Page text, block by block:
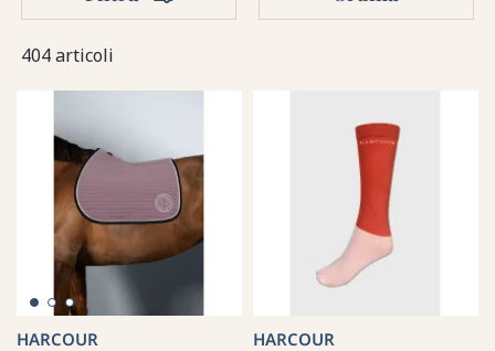
404 articoli
HARCOUR HARCOUR